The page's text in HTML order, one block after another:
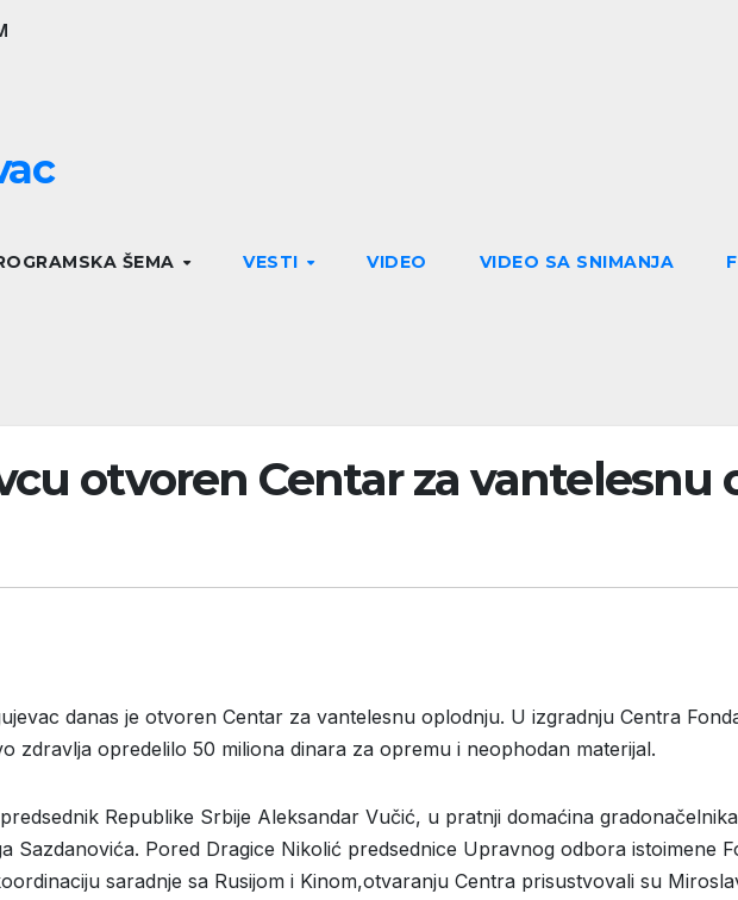
ŠEMA VESTI VIDEO VIDEO SA SNIMANJA
otvoren Centar za vantelesnu
danas je otvoren Centar za vantelesnu oplodnju. U izgradnju Centra
zdravlja opredelilo 50 miliona dinara za opremu i neophodan materijal.
Republike Srbije Aleksandar Vučić, u pratnji domaćina
Sazdanovića. Pored Dragice Nikolić predsednice Upravnog odbora istoimene
saradnje sa Rusijom i Kinom,otvaranju Centra prisustvovali su